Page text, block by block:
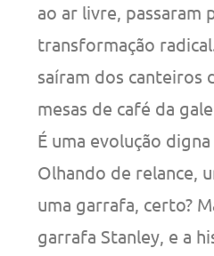
ao ar livre, passaram
transformação
saíram dos canteiros
mesas de café da
É uma evolução
Olhando de relance,
uma garrafa, certo?
garrafa Stanley, e a